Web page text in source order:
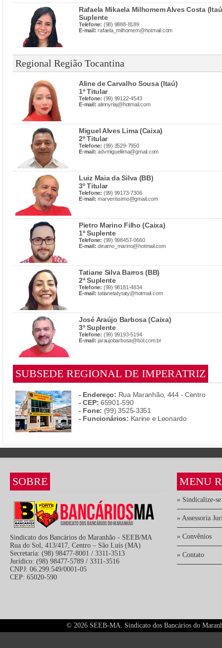
Rafaela Mikaela Milhomem Alves Costa
Suplente
Telefone: (98) 9888-8189
E-mail: rafaela_milhomem@hotmail.com
Regional Região Tocantina
Aline de Carvalho Sousa (Itaú)
1ª Titular
Telefone: (99) 99122-4543
E-mail: alinnyriaj@hotmail.com
Miguel Alves Lima (Caixa)
2º Titular
Telefone: (99) 3529-7950
E-mail: advmiguellima@gmail.com
Luiz Maia da Silva (BB)
3º Titular
Telefone: (99) 99173-7306
E-mail: marverissimo@gmail.com
Pietro Marino Filho (Caixa)
1º Suplente
Telefone: (99) 998457-0660
E-mail: dinamo_marino@hotmail.com
Tatiane Silva Barros (BB)
2ª Suplente
Telefone: (99) 98181-4834
E-mail: tatianetatytaty@hotmail.com
José Araújo Barbosa (Caixa)
3º Suplente
Telefone: (99) 99193-5194
E-mail: jaraujobarbosa@bol.com.br
SUBSEDE REGIONAL DE IMPERATRIZ
- Endereço: Rua Maranhão, 444 - Centro
- CEP: 65901-590
- Fone: (99) 3525-3351
- Funcionários: Karine e Leonardo
SOBRE
Sindicato dos Bancários do Maranhão - SEEB/MA
Rua do Sol, 413/417, Centro – São Luís (MA)
Secretaria: (98) 98477-8001 / 3311-3513
Jurídico: (98) 98477-5789 / 3311-3516
CNPJ: 06.299.549/0001-05
CEP: 65020-590
MENU
» Sindicalize-se
» Assessoria
» Convênios
» Contato
© 2026 SEEB-MA. Sindicato dos Bancários do